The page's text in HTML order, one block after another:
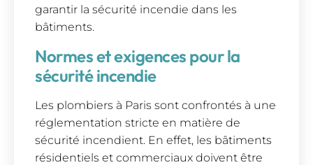
garantir la sécurité incendie dans les
bâtiments.
Normes et exigences pour la
sécurité incendie
Les plombiers à Paris sont confrontés à une
réglementation stricte en matière de
sécurité incendient. En effet, les bâtiments
résidentiels et commerciaux doivent être